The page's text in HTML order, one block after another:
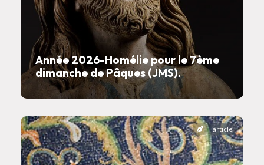
Année 2026-Homélie pour le 7ème
dimanche de Pâques (JMS).
article